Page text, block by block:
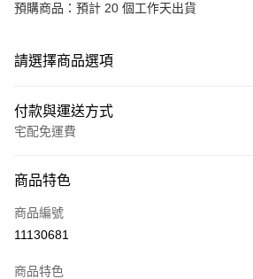
預購商品：預計 20 個工作天出貨
請選擇商品選項
付款與運送方式
宅配免運費
信用卡一次付款
運送方式
本島
商品特色
商品編號
11130681
商品特色